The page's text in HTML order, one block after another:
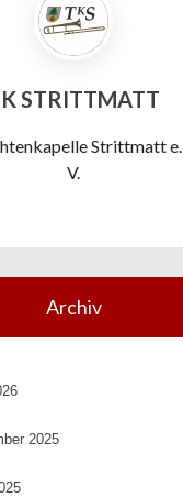
STRITTMATT
Strittmatt e.
V.
Archiv
2025